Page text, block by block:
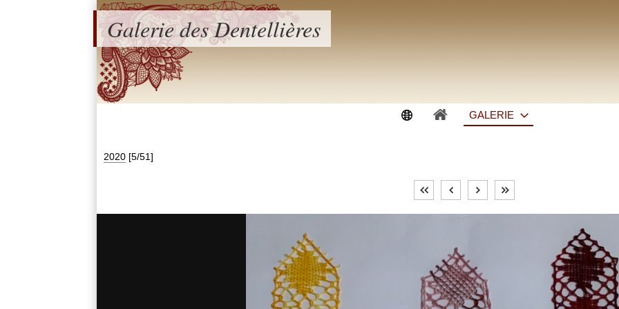
Galerie des Dentellières
GALERIE
2020 [5/51]